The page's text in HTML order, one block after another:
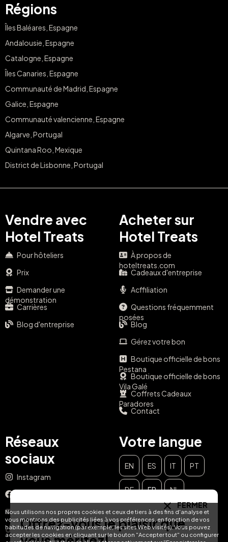
Nous utilisons nos propres cookies et ceux de tiers à des fins d'analyse et
vous montrons des publicités liées à vos préférences, en fonction de vos
habitudes de navigation (par exemple, les sites Web visités). Vous pouvez
accepter les cookies en cliquant sur le bouton "Accepter tout" ou configurer
Régions
Îles Baléares, Espagne
Andalousie, Espagne
Catalogne, Espagne
Îles Canaries, Espagne
Communauté de Madrid, Espagne
Galice, Espagne
Communauté valencienne, Espagne
Algarve, Portugal
Quintana Roo, Mexique
District de Lisbonne, Portugal
Vendre avec
Hotel Treats
Pour hôteliers
Prix
Demander une
démonstration
Carrières
Blog d'entreprise
Acheter sur
Hotel Treats
À propos de
hoteltreats.com
Cadeaux d'entreprise
Acffiliation
Questions fréquemment
posées
Blog
Gérez votre bon
Boutique officielle de bons
Pestana
Boutique officielle de bons
Vila Galé
Coffrets Cadeaux
Paradores
Contact
Réseaux
sociaux
Instagram
YouTube
TikTok
Votre langue
EN ES IT PT
DE FR
NL
FERMER
Offrez-vous le plaisir que